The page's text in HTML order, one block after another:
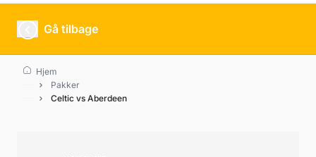
Celtic vs Aberdeen
Gå tilbage
Hjem
Pakker
Celtic vs Aberdeen